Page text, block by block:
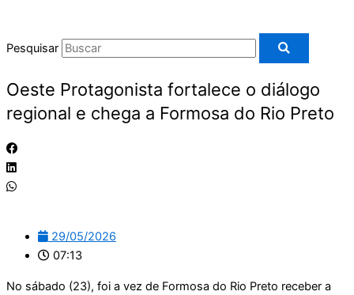
Pesquisar
Oeste Protagonista fortalece o diálogo
regional e chega a Formosa do Rio Preto
29/05/2026
07:13
No sábado (23), foi a vez de Formosa do Rio Preto receber a